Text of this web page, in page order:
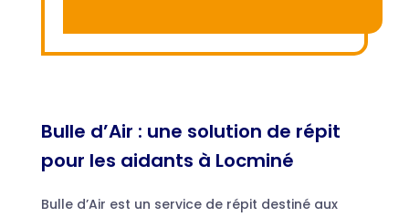
Bulle d’Air : une solution de répit
pour les aidants à Locminé
Bulle d’Air est un service de répit destiné aux